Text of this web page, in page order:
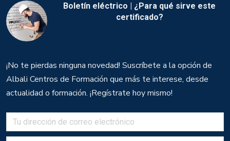
Boletín eléctrico | ¿Para qué sirve este
certificado?
¡No te pierdas ninguna novedad! Suscríbete a la opción de
Albali Centros de Formación que más te interese, desde
actualidad o formación. ¡Regístrate hoy mismo!